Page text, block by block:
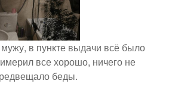
в пункте выдачи всё было
все хорошо, ничего не
беды.